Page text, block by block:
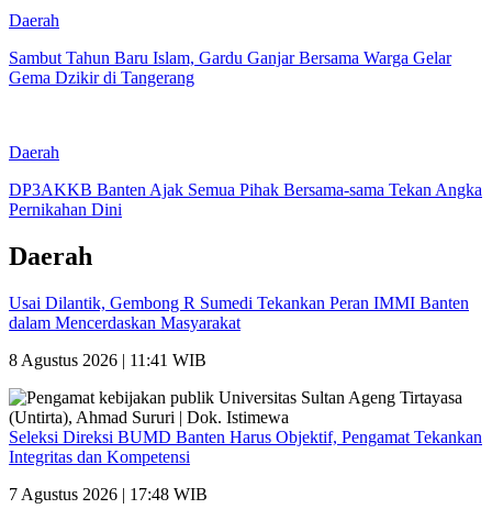
Daerah
Sambut Tahun Baru Islam, Gardu Ganjar Bersama Warga Gelar
Gema Dzikir di Tangerang
Daerah
DP3AKKB Banten Ajak Semua Pihak Bersama-sama Tekan Angka
Pernikahan Dini
Daerah
Usai Dilantik, Gembong R Sumedi Tekankan Peran IMMI Banten
dalam Mencerdaskan Masyarakat
8 Agustus 2026 | 11:41 WIB
Seleksi Direksi BUMD Banten Harus Objektif, Pengamat Tekankan
Integritas dan Kompetensi
7 Agustus 2026 | 17:48 WIB